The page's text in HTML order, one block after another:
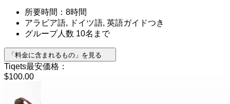
所要時間：8時間
アラビア語, ドイツ語, 英語ガイドつき
グループ人数 10名まで
「料金に含まれるもの」を見る
Tiqets最安価格：
$100.00